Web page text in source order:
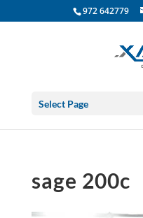
972 642779
Select Page
sage 200c